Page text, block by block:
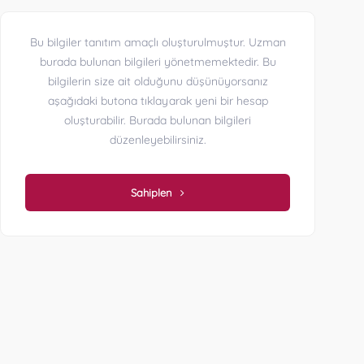
Bu bilgiler tanıtım amaçlı oluşturulmuştur. Uzman
burada bulunan bilgileri yönetmemektedir. Bu
bilgilerin size ait olduğunu düşünüyorsanız
aşağıdaki butona tıklayarak yeni bir hesap
oluşturabilir. Burada bulunan bilgileri
düzenleyebilirsiniz.
Sahiplen